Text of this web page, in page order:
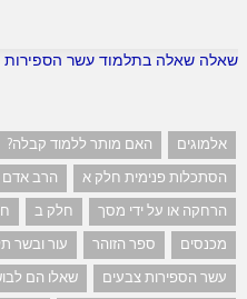
שאלה שאלה בתלמוד עשר הספירות
אלמוגים האם מותר ללמוד קבלה?
הסתכלות פנימית חלק א
הרב אדם
הרחקה או על ידי מסך
חלק ב
מכנסים
ספר הזוהר
עור ובשר
עשר הספירות צבעים
שאלו הם